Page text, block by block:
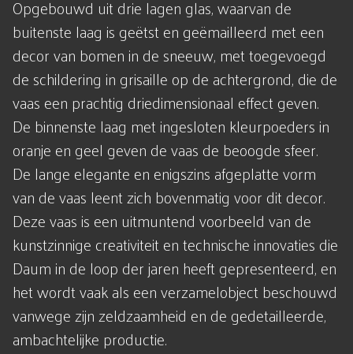
Opgebouwd uit drie lagen glas, waarvan de
buitenste laag is geëtst en geëmailleerd met een
decor van bomen in de sneeuw, met toegevoegd
de schildering in grisaille op de achtergrond, die de
vaas een prachtig driedimensionaal effect geven.
De binnenste laag met ingesloten kleurpoeders in
oranje en geel geven de vaas de beoogde sfeer.
De lange elegante en enigszins afgeplatte vorm
van de vaas leent zich bovenmatig voor dit decor.
Deze vaas is een uitmuntend voorbeeld van de
kunstzinnige creativiteit en technische innovaties die
Daum in de loop der jaren heeft gepresenteerd, en
het wordt vaak als een verzamelobject beschouwd
vanwege zijn zeldzaamheid en de gedetailleerde,
ambachtelijke productie.